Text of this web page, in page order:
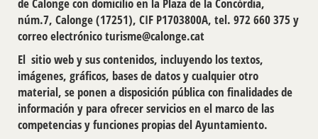
núm.7, Calonge (17251), CIF P1703800A, tel. 972 660 375 y
correo electrónico turisme@calonge.cat
El sitio web y sus contenidos, incluyendo los textos,
imágenes, gráficos, bases de datos y cualquier otro
material, se ponen a disposición pública con finalidades de
información y para ofrecer servicios en el marco de las
competencias y funciones propias del Ayuntamiento.